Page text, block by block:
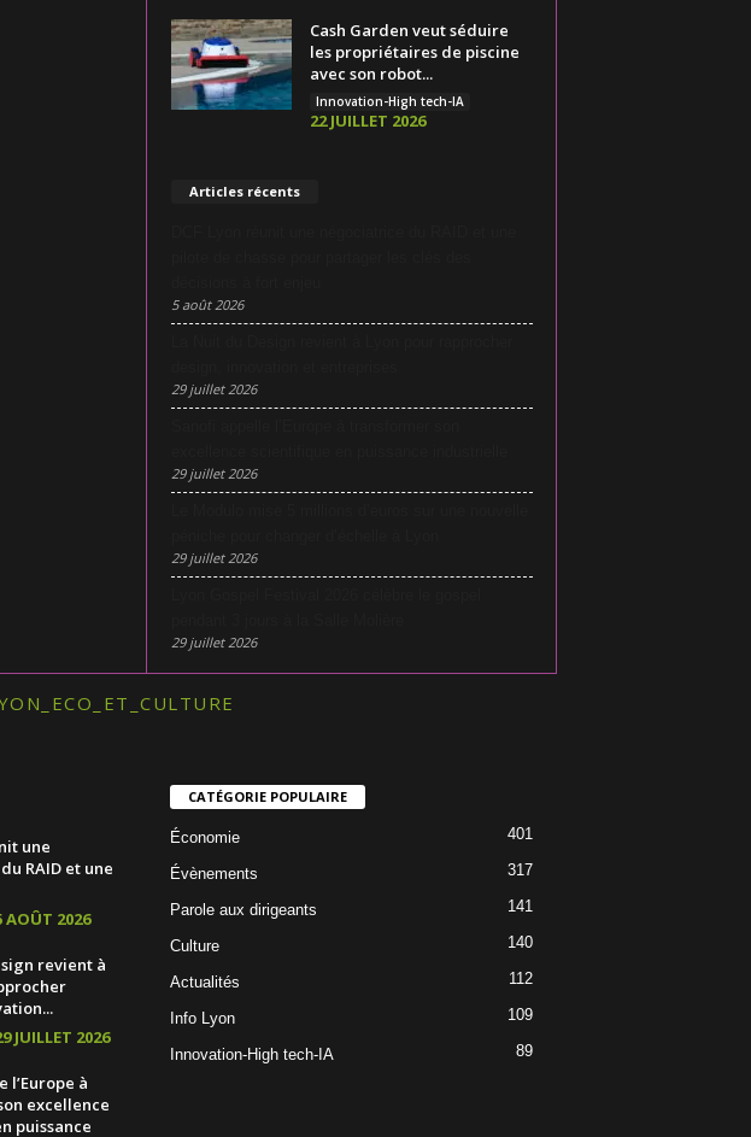
Cash Garden veut séduire
les propriétaires de piscine
avec son robot...
Innovation-High tech-IA
22 JUILLET 2026
Articles récents
5 août 2026
29 juillet 2026
29 juillet 2026
29 juillet 2026
29 juillet 2026
une
RAID et une
AOÛT 2026
revient à
JUILLET 2026
l’Europe à
excellence
puissance
CATÉGORIE POPULAIRE
Économie 401
Évènements 317
Parole aux dirigeants 141
Culture 140
Actualités 112
Info Lyon 109
Innovation-High tech-IA 89